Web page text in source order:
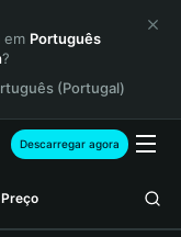
em Português
?
(Portugal)
Descarregar agora
Preço